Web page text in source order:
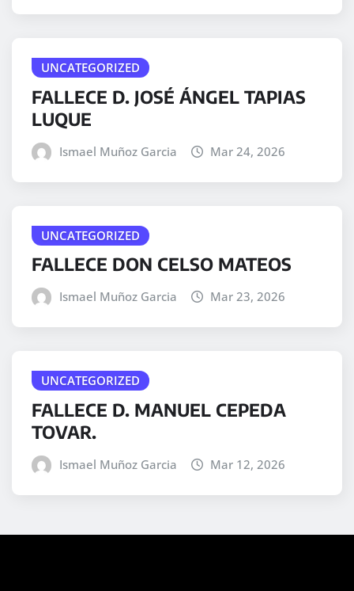
UNCATEGORIZED
FALLECE D. JOSÉ ÁNGEL TAPIAS
LUQUE
Ismael Muñoz Garcia Mar 24, 2026
UNCATEGORIZED
FALLECE DON CELSO MATEOS
Ismael Muñoz Garcia Mar 23, 2026
UNCATEGORIZED
FALLECE D. MANUEL CEPEDA
TOVAR.
Ismael Muñoz Garcia Mar 12, 2026